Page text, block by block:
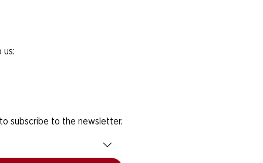
us:
subscribe to the newsletter.